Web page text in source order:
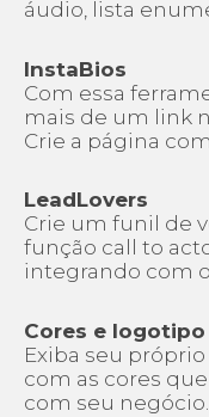
áudio, lista
InstaBios
Com essa
mais de um link
Crie a página
LeadLovers
Crie um funil de
função call to
integrando com
Cores e logotipo
Exiba seu
com as cores
com seu negócio.